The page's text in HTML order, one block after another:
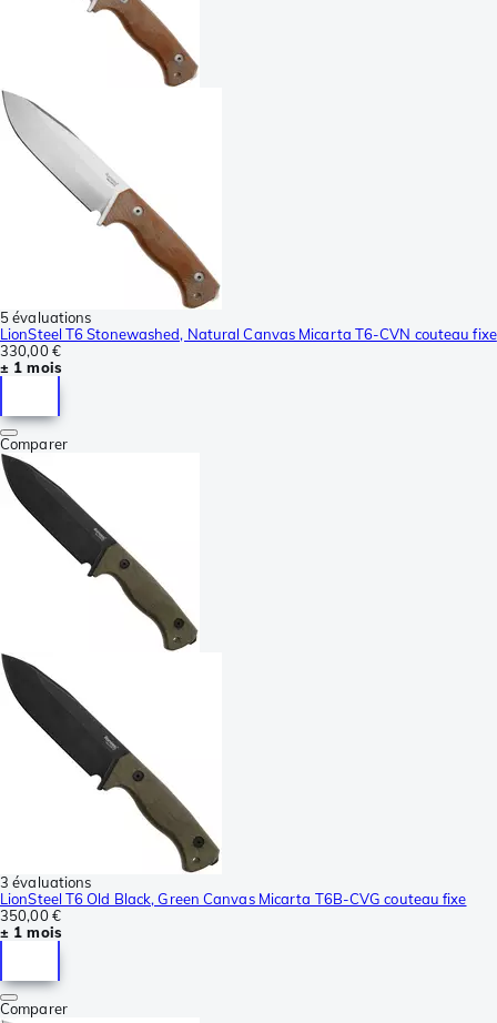
5 évaluations
LionSteel T6 Stonewashed, Natural Canvas Micarta T6-CVN couteau fixe
330,00 €
± 1 mois
Comparer
3 évaluations
LionSteel T6 Old Black, Green Canvas Micarta T6B-CVG couteau fixe
350,00 €
± 1 mois
Comparer